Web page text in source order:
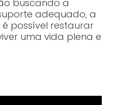
buscando a
adequado, a
possível restaurar
uma vida plena e